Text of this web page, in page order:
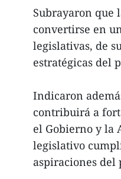
Subrayaron que
convertirse en
legislativas, de
estratégicas del
Indicaron
contribuirá a
el Gobierno y la
legislativo
aspiraciones del